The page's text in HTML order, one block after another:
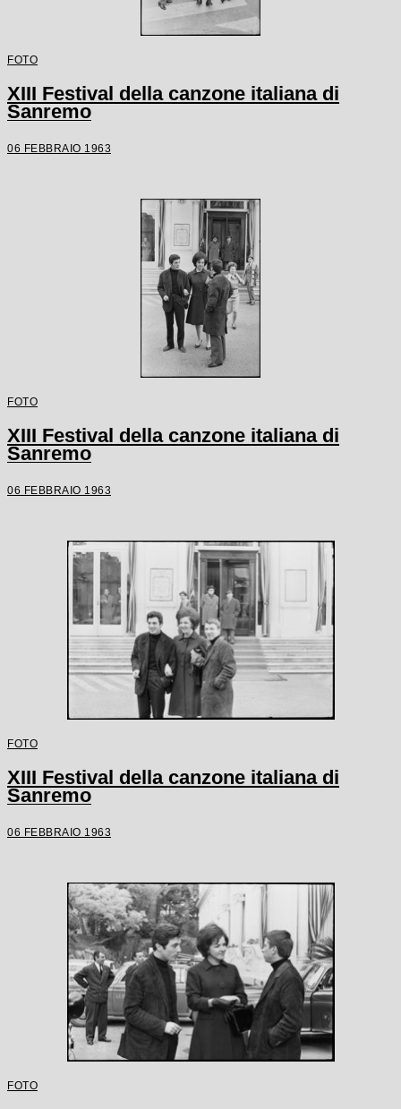
FOTO
XIII Festival della canzone italiana di
Sanremo
06 FEBBRAIO 1963
FOTO
XIII Festival della canzone italiana di
Sanremo
06 FEBBRAIO 1963
FOTO
XIII Festival della canzone italiana di
Sanremo
06 FEBBRAIO 1963
FOTO